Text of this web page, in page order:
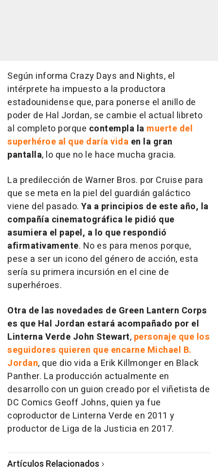
Según informa Crazy Days and Nights, el
intérprete ha impuesto a la productora
estadounidense que, para ponerse el anillo de
poder de Hal Jordan, se cambie el actual libreto
al completo porque contempla la muerte del
superhéroe al que daría vida en la gran
pantalla, lo que no le hace mucha gracia.
La predilección de Warner Bros. por Cruise para
que se meta en la piel del guardián galáctico
viene del pasado. Ya a principios de este año, la
compañía cinematográfica le pidió que
asumiera el papel, a lo que respondió
afirmativamente. No es para menos porque,
pese a ser un icono del género de acción, esta
sería su primera incursión en el cine de
superhéroes.
Otra de las novedades de Green Lantern Corps
es que Hal Jordan estará acompañado por el
Linterna Verde John Stewart, personaje que los
seguidores quieren que encarne Michael B.
Jordan, que dio vida a Erik Killmonger en Black
Panther. La producción actualmente en
desarrollo con un guion creado por el viñetista de
DC Comics Geoff Johns, quien ya fue
coproductor de Linterna Verde en 2011 y
productor de Liga de la Justicia en 2017.
Artículos Relacionados